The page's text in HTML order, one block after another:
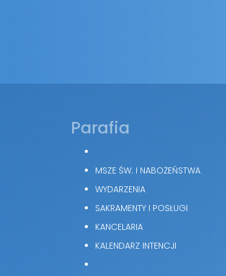
Parafia
MSZE ŚW. I NABOŻEŃSTWA
WYDARZENIA
SAKRAMENTY I POSŁUGI
KANCELARIA
KALENDARZ INTENCJI